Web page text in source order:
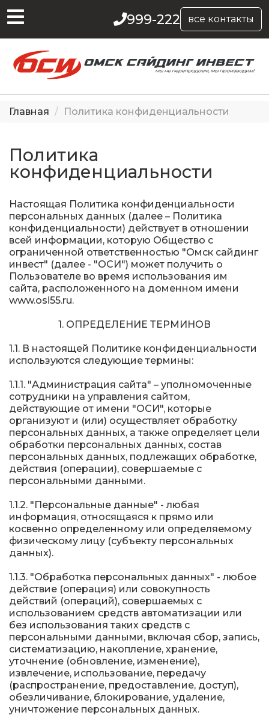
999-222 все контакты
Главная Политика конфиденциальности
Политика
конфиденциальности
Настоящая Политика конфиденциальности
персональных данных (далее – Политика
конфиденциальности) действует в отношении
всей информации, которую Общество с
ограниченной ответственностью "Омск сайдинг
инвест" (далее - "ОСИ") может получить о
Пользователе во время использования им
сайта, расположенного на доменном имени
www.osi55.ru.
1. ОПРЕДЕЛЕНИЕ ТЕРМИНОВ
1.1. В настоящей Политике конфиденциальности
используются следующие термины:
1.1.1. "Администрация сайта" – уполномоченные
сотрудники на управления сайтом,
действующие от имени "ОСИ", которые
организуют и (или) осуществляет обработку
персональных данных, а также определяет цели
обработки персональных данных, состав
персональных данных, подлежащих обработке,
действия (операции), совершаемые с
персональными данными.
1.1.2. "Персональные данные" - любая
информация, относящаяся к прямо или
косвенно определенному или определяемому
физическому лицу (субъекту персональных
данных).
1.1.3. "Обработка персональных данных" - любое
действие (операция) или совокупность
действий (операций), совершаемых с
использованием средств автоматизации или
без использования таких средств с
персональными данными, включая сбор, запись,
систематизацию, накопление, хранение,
уточнение (обновление, изменение),
извлечение, использование, передачу
(распространение, предоставление, доступ),
обезличивание, блокирование, удаление,
уничтожение персональных данных.